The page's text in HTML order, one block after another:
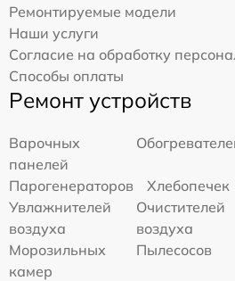
Ремонтируемые модели
Наши услуги
Согласие на обработку
Способы оплаты
Ремонт устройств
Варочных
панелей
Парогенераторов
Хлебопечек
Увлажнителей
воздуха
Очистителей
воздуха
Морозильных
камер
Пылесосов